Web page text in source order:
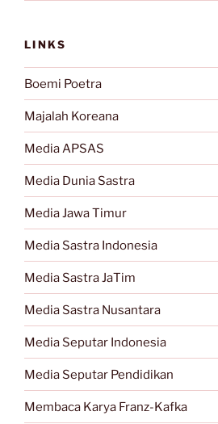
LINKS
Boemi Poetra
Majalah Koreana
Media APSAS
Media Dunia Sastra
Media Jawa Timur
Media Sastra Indonesia
Media Sastra JaTim
Media Sastra Nusantara
Media Seputar Indonesia
Media Seputar Pendidikan
Membaca Karya Franz-Kafka